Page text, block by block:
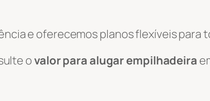
e oferecemos planos flexíveis para
ovalor para alugar empilhadeira